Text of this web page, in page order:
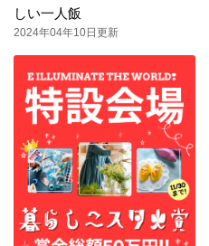
しい一人飯
2024年04年10日更新